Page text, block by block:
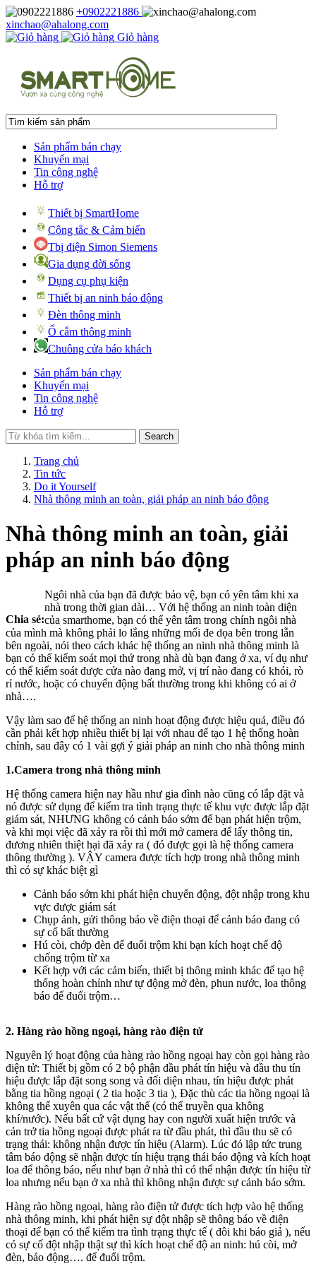
+0902221886
xinchao@ahalong.com
Giỏ hàng
Sản phẩm bán chạy
Khuyến mại
Tin công nghệ
Hỗ trợ
Thiết bị SmartHome
Công tắc & Cảm biến
Tbị điện Simon Siemens
Gia dụng đời sống
Dụng cụ phụ kiện
Thiết bị an ninh báo động
Đèn thông minh
Ổ cắm thông minh
Chuông cửa báo khách
Sản phẩm bán chạy
Khuyến mại
Tin công nghệ
Hỗ trợ
Search
Trang chủ
Tin tức
Do it Yourself
Nhà thông minh an toàn, giải pháp an ninh báo động
Nhà thông minh an toàn, giải
pháp an ninh báo động
Chia sẻ:
Ngôi nhà của bạn đã được bảo vệ, bạn có yên tâm khi xa
nhà trong thời gian dài… Với hệ thống an ninh toàn diện
của smarthome, bạn có thể yên tâm trong chính ngôi nhà
của mình mà không phải lo lắng những mối đe dọa bên trong lẫn
bên ngoài, nói theo cách khác hệ thống an ninh nhà thông minh là
bạn có thể kiểm soát mọi thứ trong nhà dù bạn đang ở xa, ví dụ như
có thể kiểm soát được cửa nào đang mở, vị trí nào đang có khói, rò
rỉ nước, hoặc có chuyển động bất thường trong khi không có ai ở
nhà….
Vậy làm sao để hệ thống an ninh hoạt động được hiệu quả, điều đó
cần phải kết hợp nhiều thiết bị lại với nhau để tạo 1 hệ thống hoàn
chỉnh, sau đây có 1 vài gợi ý giải pháp an ninh cho nhà thông minh
1.Camera trong nhà thông minh
Hệ thống camera hiện nay hầu như gia đình nào cũng có lắp đặt và
nó được sử dụng để kiểm tra tình trạng thực tế khu vực được lắp đặt
giám sát, NHƯNG không có cảnh báo sớm để bạn phát hiện trộm,
và khi mọi việc đã xảy ra rồi thì mới mở camera để lấy thông tin,
đương nhiên thiệt hại đã xảy ra ( đó được gọi là hệ thống camera
thông thường ). VẬY camera được tích hợp trong nhà thông minh
thì có sự khác biệt gì
Cảnh báo sớm khi phát hiện chuyển động, đột nhập trong khu
vực được giám sát
Chụp ảnh, gửi thông báo về điện thoại để cảnh báo đang có
sự cố bất thường
Hú còi, chớp đèn để đuổi trộm khi bạn kích hoạt chế độ
chống trộm từ xa
Kết hợp với các cảm biến, thiết bị thông minh khác để tạo hệ
thống hoàn chỉnh như tự động mở đèn, phun nước, loa thông
báo để đuổi trộm…
2. Hàng rào hồng ngoại, hàng rào điện tử
Nguyên lý hoạt động của hàng rào hồng ngoại hay còn gọi hàng rào
điện tử: Thiết bị gồm có 2 bộ phận đầu phát tín hiệu và đầu thu tín
hiệu được lắp đặt song song và đối diện nhau, tín hiệu được phát
bằng tia hồng ngoại ( 2 tia hoặc 3 tia ), Đặc thù các tia hồng ngoại là
không thể xuyên qua các vật thể (có thể truyền qua không
khí/nước). Nếu bất cứ vật dụng hay con người xuất hiện trước và
cản trở tia hồng ngoại được phát ra từ đầu phát, thì đầu thu sẽ có
trạng thái: không nhận được tín hiệu (Alarm). Lúc đó lập tức trung
tâm báo động sẽ nhận được tín hiệu trạng thái báo động và kích hoạt
loa để thông báo, nếu như bạn ở nhà thì có thể nhận được tín hiệu từ
loa nhưng nếu bạn ở xa nhà thì không nhận được sự cảnh báo sớm.
Hàng rào hồng ngoại, hàng rào điện tử được tích hợp vào hệ thống
nhà thông minh, khi phát hiện sự đột nhập sẽ thông báo về điện
thoại để bạn có thể kiểm tra tình trạng thực tế ( đôi khi báo giả ), nếu
có sự cố đột nhập thật sự thì kích hoạt chế độ an ninh: hú còi, mở
đèn, báo động…. để đuổi trộm.